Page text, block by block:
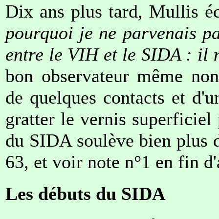
Dix ans plus tard, Mullis
pourquoi je ne parvenais
entre le VIH et le SIDA : il
bon observateur même
de quelques contacts et
gratter le vernis
du SIDA soulève bien plus
63, et voir note n°1 en fin
Les débuts du SIDA